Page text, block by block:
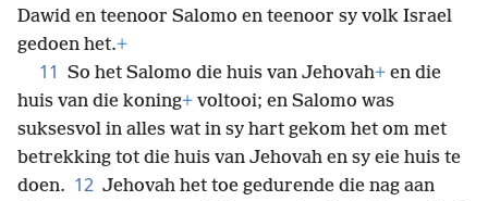
Dawid en teenoor Salomo en teenoor sy volk Israel
gedoen het.+
11 So het Salomo die huis van Jehovah+ en die
huis van die koning+ voltooi; en Salomo was
suksesvol in alles wat in sy hart gekom het om met
betrekking tot die huis van Jehovah en sy eie huis te
doen. 12 Jehovah het toe gedurende die nag aan